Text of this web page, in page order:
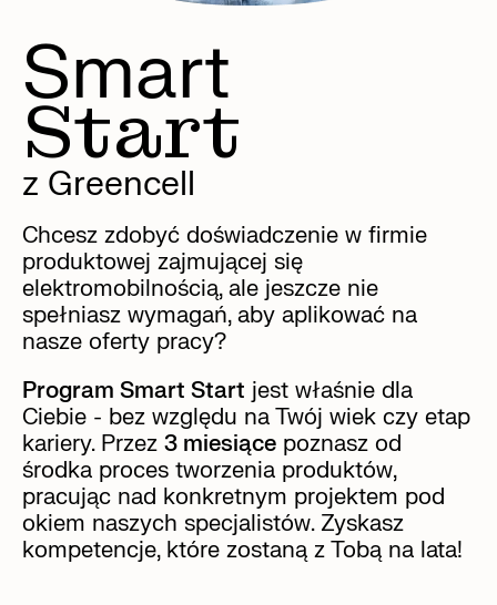
Smart
Start
z Greencell
Chcesz zdobyć doświadczenie w firmie
produktowej zajmującej się
elektromobilnością, ale jeszcze nie
spełniasz wymagań, aby aplikować na
nasze oferty pracy?
Program Smart Start jest właśnie dla
Ciebie - bez względu na Twój wiek czy etap
kariery. Przez 3 miesiące poznasz od
środka proces tworzenia produktów,
pracując nad konkretnym projektem pod
okiem naszych specjalistów. Zyskasz
kompetencje, które zostaną z Tobą na lata!